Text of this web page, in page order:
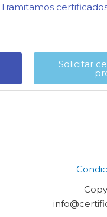
Tramitamos
Solicitar